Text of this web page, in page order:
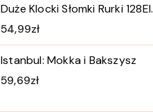
Duże Klocki Słomki Rurki 128El.
54,99zł
Istanbul: Mokka i Bakszysz
59,69zł